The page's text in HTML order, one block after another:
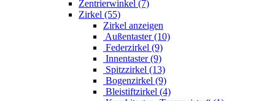
Zentrierwinkel (7)
Zirkel (55)
Zirkel anzeigen
Außentaster (10)
Federzirkel (9)
Innentaster (9)
Spitzzirkel (13)
Bogenzirkel (9)
Bleistiftzirkel (4)